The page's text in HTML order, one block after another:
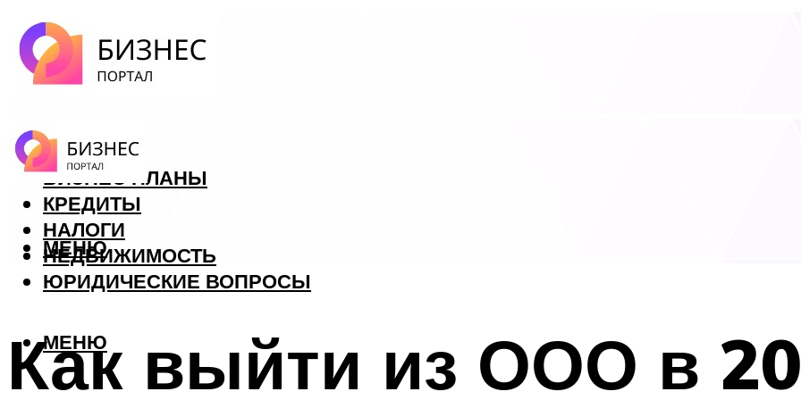
ФОРЕКС
БИЗНЕС ПЛАНЫ
КРЕДИТЫ
НАЛОГИ
НЕДВИЖИМОСТЬ
ЮРИДИЧЕСКИЕ ВОПРОСЫ
МЕНЮ
МЕНЮ
Как выйти из ООО в